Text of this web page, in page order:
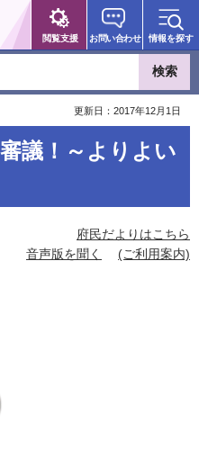
閲覧支援 お問い合わせ 情報を探す
更新日：2017年12月1日
議！～よりよい
府民だよりはこちら
音声版を聞く
(ご利用案内)